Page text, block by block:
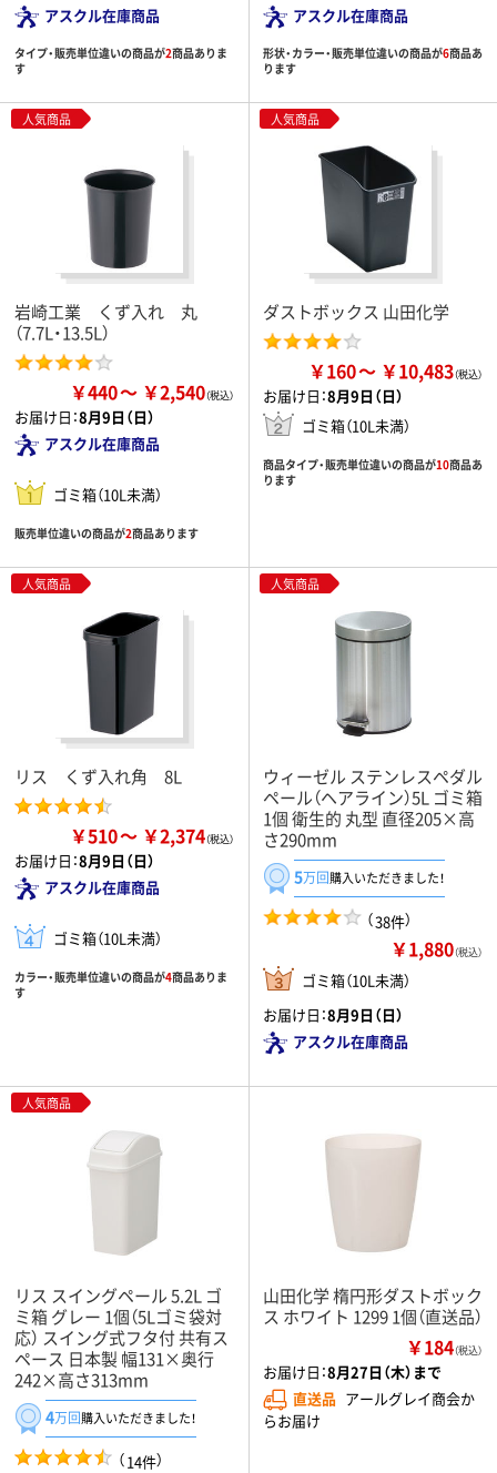
アスクル在庫商品
タイプ・販売単位違いの商品が2商品ありま
す
アスクル在庫商品
形状・カラー・販売単位違いの商品が6商品あ
ります
人気商品
岩崎工業 くず入れ 丸
（7.7L・13.5L）
￥440 ￥2,540
お届け日：8月9日（日）
アスクル在庫商品
ゴミ箱（10L未満）
販売単位違いの商品が2商品あります
人気商品
ダストボックス 山田化学
￥160 ￥10,483
お届け日：8月9日（日）
ゴミ箱（10L未満）
商品タイプ・販売単位違いの商品が10商品あ
ります
人気商品
リス くず入れ角 8L
￥510 ￥2,374
お届け日：8月9日（日）
アスクル在庫商品
ゴミ箱（10L未満）
カラー・販売単位違いの商品が4商品ありま
す
人気商品
ウィーゼル ステンレスペダル
ペール（ヘアライン）5L ゴミ箱
1個 衛生的 丸型 直径205×高
さ290mm
5万回購入いただきました！
（38件）
￥1,880（税込）
ゴミ箱（10L未満）
お届け日：8月9日（日）
アスクル在庫商品
人気商品
リス スイングペール 5.2L ゴ
ミ箱 グレー 1個（5Lゴミ袋対
応） スイング式フタ付 共有ス
ペース 日本製 幅131×奥行
242×高さ313mm
4万回購入いただきました！
（14件）
山田化学 楕円形ダストボック
ス ホワイト 1299 1個（直送品）
￥184（税込）
お届け日：8月27日（木）まで
直送品 アールグレイ商会か
らお届け